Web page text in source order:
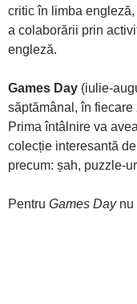
critic în limba
a colaborării prin
engleză.
Games Day (iulie-
săptămânal, în
Prima întâlnire va
colecție interesantă
precum: șah, puzzle-
Pentru Games Daynu